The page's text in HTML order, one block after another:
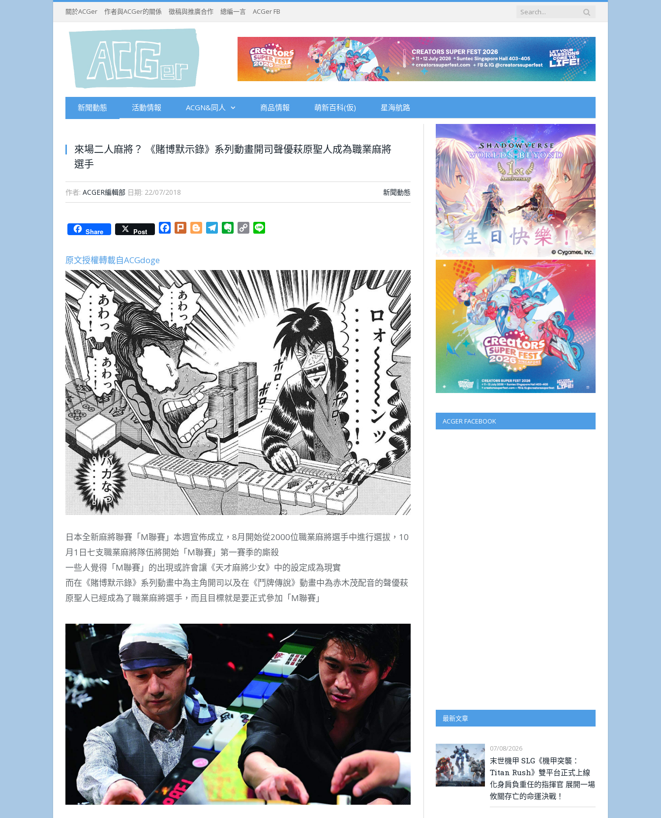
關於ACGer 作者與ACGer的關係 徵稿與推廣合作 總編一言 ACGer FB
新聞動態 活動情報 ACGN&同人 商品情報 萌新百科(仮) 星海航路
來場二人麻將？ 《賭博默示錄》系列動畫開司聲優萩原聖人成為職業麻將
選手
作者: ACGER編輯部 日期: 22/07/2018 新聞動態
Share Post Facebook
Plurk BloggerTelegramEvernote
Copy
原文授權轉載自ACGdoge
日本全新麻將聯賽「M聯賽」本週宣佈成立，8月開始從2000位職業麻將選手中進行選拔，10
月1日七支職業麻將隊伍將開始「M聯賽」第一賽季的廝殺
一些人覺得「M聯賽」的出現或許會讓《天才麻將少女》中的設定成為現實
而在《賭博默示錄》系列動畫中為主角開司以及在《鬥牌傳說》動畫中為赤木茂配音的聲優萩
原聖人已經成為了職業麻將選手，而且目標就是要正式參加「M聯賽」
ACGER FACEBOOK
最新文章
07/08/2026
末世機甲 SLG《機甲突襲：
Titan Rush》雙平台正式上線
化身肩負重任的指揮官 展開一場
攸關存亡的命運決戰！